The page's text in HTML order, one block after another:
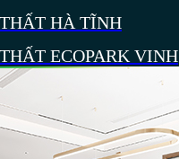
HÀ TĨNH
ECOPARK VINH